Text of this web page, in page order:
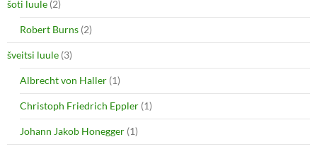
šoti luule (2)
Robert Burns (2)
šveitsi luule (3)
Albrecht von Haller (1)
Christoph Friedrich Eppler (1)
Johann Jakob Honegger (1)